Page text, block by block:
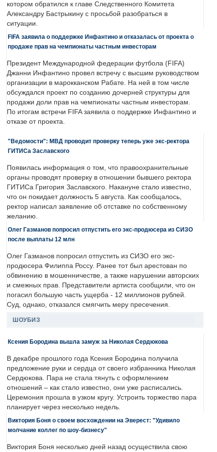
котором обратился к главе Следственного Комитета
Александру Бастрыкину с просьбой разобраться в
ситуации.
FIFA заявила о поддержке Инфантино и отказалась от проекта о
продаже прав на чемпионаты частным инвесторам
Президент Международной федерации футбола (FIFA)
Джанни Инфантино провел встречу с высшим руководством
организации в марокканском Рабате. На ней в том числе
обсуждался проект по созданию дочерней структуры для
продажи доли прав на чемпионаты частным инвесторам.
По итогам встречи FIFA заявила о поддержке Инфантино и
отказе от проекта.
"Ведомости": МВД проводит проверку теперь уже экс-ректора
ГИТИСа Заславского
Появилась информация о том, что правоохранительные
органы проводят проверку в отношении бывшего ректора
ГИТИСа Григория Заславского. Накануне стало известно,
что он покидает должность 5 августа. Как сообщалось,
ректор написал заявление об отставке по собственному
желанию.
Олег Газманов попросил отпустить его экс-продюсера из СИЗО
после выплаты 12 млн
Олег Газманов попросил отпустить из СИЗО его экс-
продюсера Филиппа Россу. Ранее тот был арестован по
обвинению в мошенничестве, а также нарушении авторских
и смежных прав. Представители артиста сообщили, что он
погасил большую часть ущерба - 12 миллионов рублей.
Суд, однако, отказался смягчить меру пресечения.
ШОУБИЗ
Ксения Бородина вышла замуж за Николая Сердюкова
В декабре прошлого года Ксения Бородина получила
предложение руки и сердца от своего избранника Николая
Сердюкова. Пара не стала тянуть с оформлением
отношений – как стало известно, они уже расписались.
Церемония прошла в узком кругу. Устроить торжество пара
планирует через несколько недель.
Виктория Боня о своем восхождении на Эверест: "Удивило
молчание коллег по шоу-бизнесу"
Виктория Боня несколько дней назад осуществила свою